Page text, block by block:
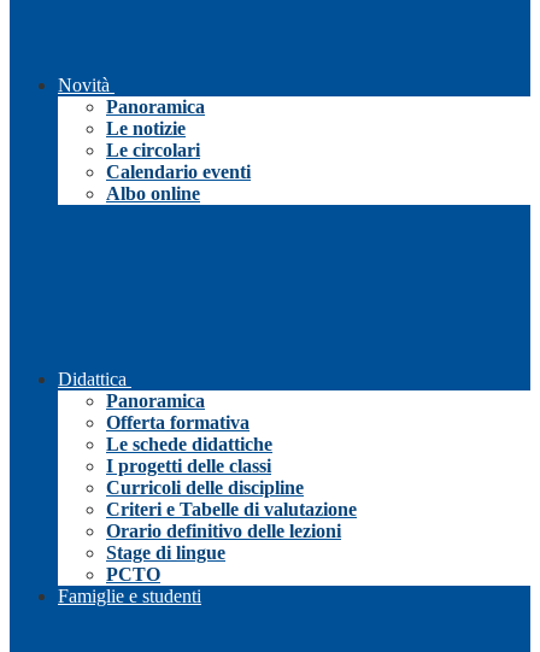
Novità
Panoramica
Le notizie
Le circolari
Calendario eventi
Albo online
Didattica
Panoramica
Offerta formativa
Le schede didattiche
I progetti delle classi
Curricoli delle discipline
Criteri e Tabelle di valutazione
Orario definitivo delle lezioni
Stage di lingue
PCTO
Famiglie e studenti